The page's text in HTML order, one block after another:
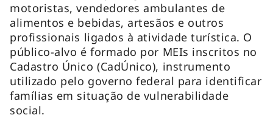
motoristas, vendedores ambulantes de
alimentos e bebidas, artesãos e outros
profissionais ligados à atividade turística. O
público-alvo é formado por MEIs inscritos no
Cadastro Único (CadÚnico), instrumento
utilizado pelo governo federal para identificar
famílias em situação de vulnerabilidade
social.